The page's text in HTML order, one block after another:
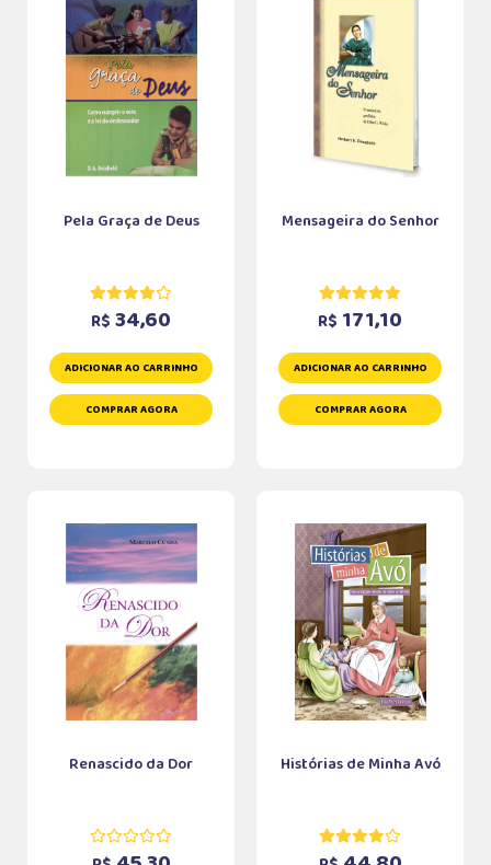
Pela Graça de Deus
R$ 34,60
ADICIONAR AO CARRINHO
COMPRAR AGORA
Mensageira do Senhor
R$ 171,10
ADICIONAR AO CARRINHO
COMPRAR AGORA
Renascido da Dor Histórias de Minha Avó